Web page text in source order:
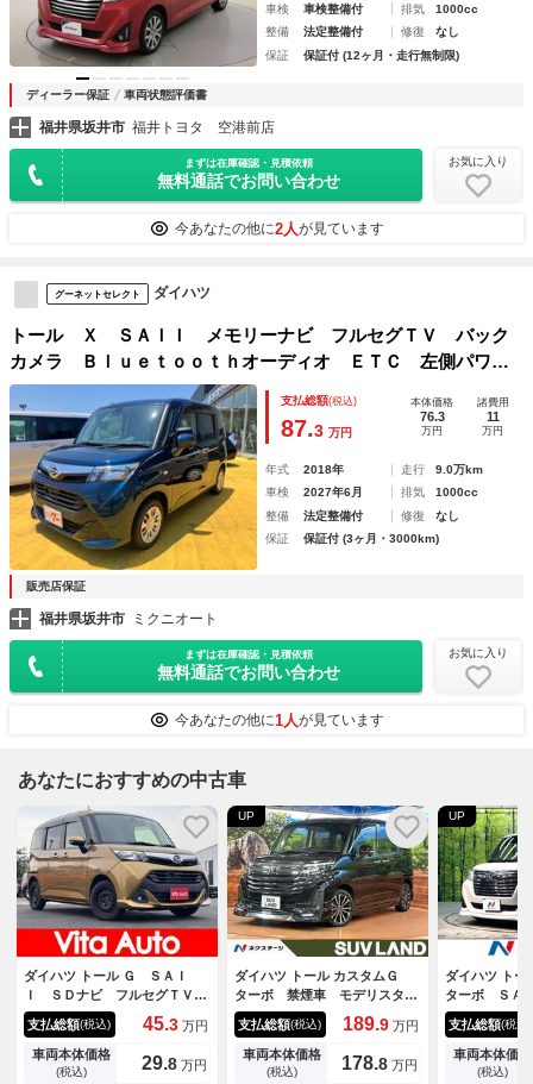
車検
車検整備付 排気
1000cc
整備
法定整備付 修復
なし
保証
保証付 (12ヶ月・走行無制限)
ディーラー保証 車両状態評価書
福井県坂井市 福井トヨタ 空港前店
まずは在庫確認・見積依頼
無料通話でお問い合わせ
お気に入り
今あなたの他に2人が見ています
グーネットセレクト ダイハツ
トール Ｘ ＳＡＩＩ メモリーナビ フルセグＴＶ バック
カメラ Ｂｌｕｅｔｏｏｔｈオーディオ ＥＴＣ 左側パワー
スライドドア スマートキー プッシュスタート 衝突被害軽
減システム アイドリングストップ
支払総額(税込)
87.3 万円
本体価格
76.3
万円
諸費用
11
万円
年式 2018年 走行
9.0万km
車検
2027年6月 排気
1000cc
整備
法定整備付 修復
なし
保証
保証付 (3ヶ月・3000km)
販売店保証
福井県坂井市 ミクニオート
まずは在庫確認・見積依頼
無料通話でお問い合わせ
お気に入り
今あなたの他に1人が見ています
あなたにおすすめの中古車
ダイハツ トール Ｇ ＳＡＩ
Ｉ ＳＤナビ フルセグＴＶ
リアカメラ スマートキー Ｌ
ＥＤヘッドライト 衝突軽減ブ
レーキ 両側パワスラ Ｂｌｕ
ｅｔｏｏｔｈ クルコン 純正
支払総額(税込) 45.3 万円
車両本体価格
(税込) 29.8 万円
UP
ダイハツ トール カスタムＧ
ターボ 禁煙車 モデリスタエ
アロ ９型ディスプレイ 両側
電動ドア 全周囲カメラ 衝突
軽減システム レーダークルー
ズ ハーフレザーシート ドラ
支払総額(税込) 189.9 万円
車両本体価格
(税込) 178.8 万円
UP
ダイハツ ト
ターボ Ｓ
ターボ ８イ
カメラ 両側
ア 衝突軽減
ズコントロ
支払総額(税込)
車両本体価格
(税込)